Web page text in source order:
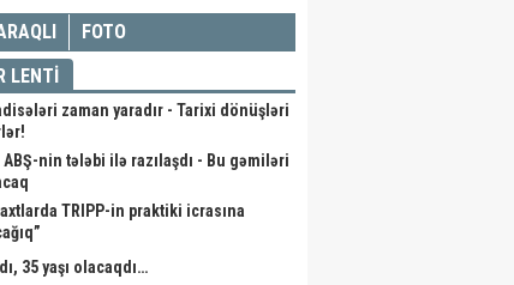
FOTO
LENTİ
zaman yaradır - Tarixi dönüşləri
ABŞ-nin tələbi ilə razılaşdı - Bu gəmiləri
TRIPP-in praktiki icrasına
35 yaşı olacaqdı…